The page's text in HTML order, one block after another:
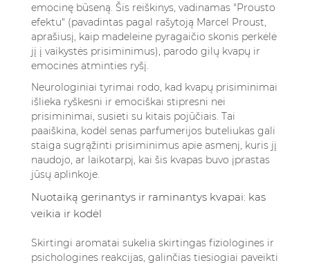
emocinę būseną. Šis reiškinys, vadinamas "Prousto
efektu" (pavadintas pagal rašytoją Marcel Proust,
aprašiusį, kaip madeleine pyragaičio skonis perkėlė
jį į vaikystės prisiminimus), parodo gilų kvapų ir
emocinės atminties ryšį.
Neurologiniai tyrimai rodo, kad kvapų prisiminimai
išlieka ryškesni ir emociškai stipresni nei
prisiminimai, susieti su kitais pojūčiais. Tai
paaiškina, kodėl senas parfumerijos buteliukas gali
staiga sugrąžinti prisiminimus apie asmenį, kuris jį
naudojo, ar laikotarpį, kai šis kvapas buvo įprastas
jūsų aplinkoje.
Nuotaiką gerinantys ir raminantys kvapai: kas
veikia ir kodėl
Skirtingi aromatai sukelia skirtingas fiziologines ir
psichologines reakcijas, galinčias tiesiogiai paveikti